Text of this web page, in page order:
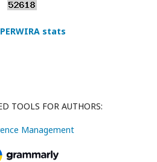
stats
TOOLS FOR AUTHORS: